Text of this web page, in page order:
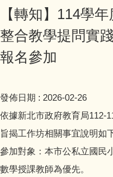
學校行事簡曆
學校簡介
公開授課專區
公職人員利益迴避專區
【轉知】114學
整合教學提問實
報名參加
發佈日期 : 2026-02-26
依據新北市政府教育局112-
旨揭工作坊相關事宜說明如
參加對象：本市公私立國民
數學授課教師為優先。